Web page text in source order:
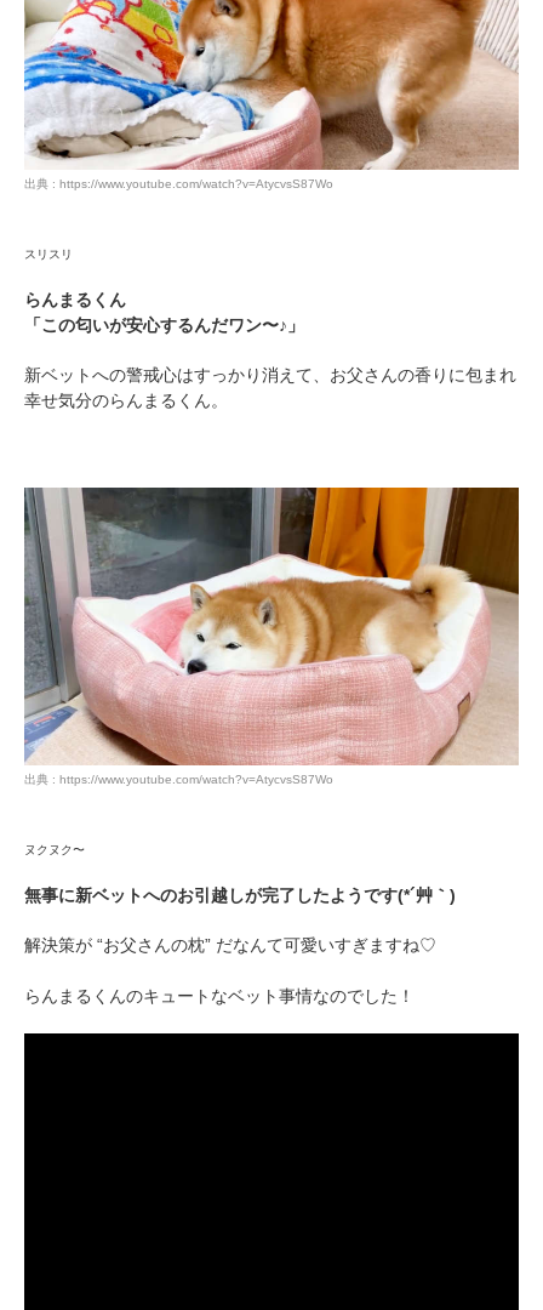
出典 : https://www.youtube.com/watch?v=AtycvsS87Wo
スリスリ
らんまるくん
「この匂いが安心するんだワン〜♪」
新ベットへの警戒心はすっかり消えて、お父さんの香りに包まれ
幸せ気分のらんまるくん。
出典 : https://www.youtube.com/watch?v=AtycvsS87Wo
ヌクヌク〜
無事に新ベットへのお引越しが完了したようです(*´艸｀)
解決策が “お父さんの枕” だなんて可愛いすぎますね♡
らんまるくんのキュートなベット事情なのでした！